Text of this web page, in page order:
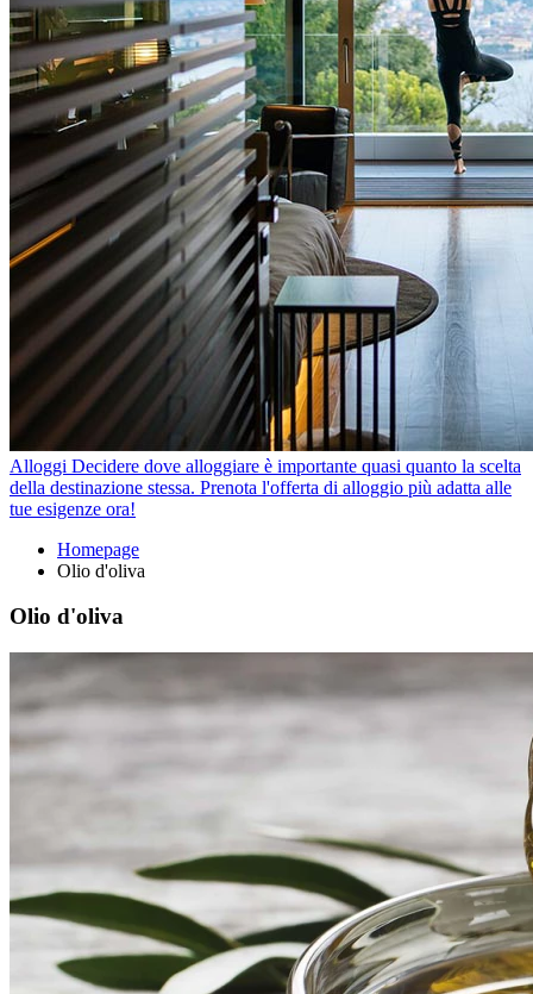
Alloggi Decidere dove alloggiare è importante quasi quanto la scelta
della destinazione stessa. Prenota l'offerta di alloggio più adatta alle
tue esigenze ora!
Homepage
Olio d'oliva
Olio d'oliva